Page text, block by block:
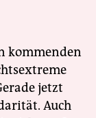
kommenden
jetzt
Auch